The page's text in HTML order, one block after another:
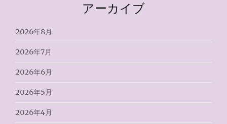
アーカイブ
2026年8月
2026年7月
2026年6月
2026年5月
2026年4月